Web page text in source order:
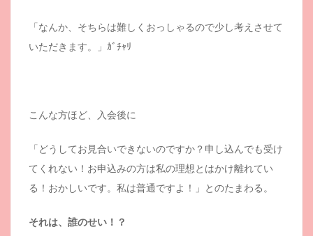
「なんか、そちらは難しくおっしゃるので少し考えさせて
いただきます。」ｶﾞﾁｬﾘ
こんな方ほど、入会後に
「どうしてお見合いできないのですか？申し込んでも受け
てくれない！お申込みの方は私の理想とはかけ離れてい
る！おかしいです。私は普通ですよ！」とのたまわる。
それは、誰のせい！？